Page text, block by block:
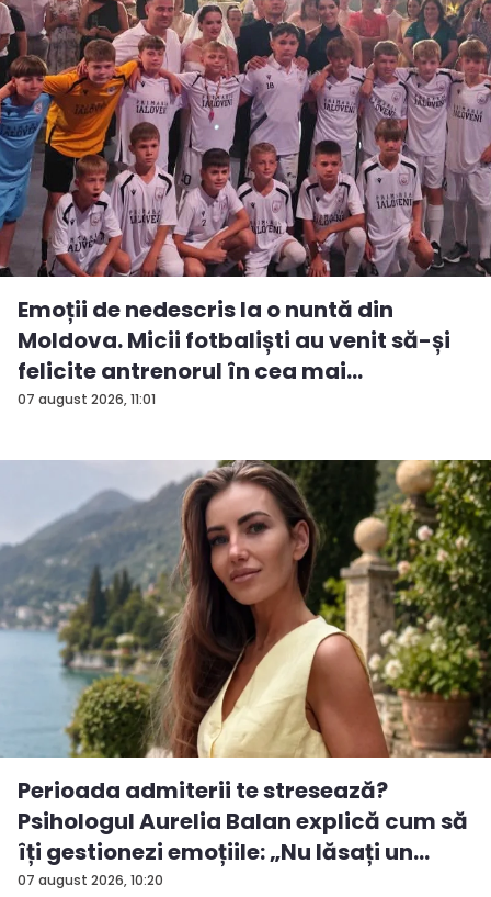
07 august 2026, 11:01
Emoții de nedescris la o nuntă din
Moldova. Micii fotbaliști au venit să-și
felicite antrenorul în cea mai
importan...
07 august 2026, 10:20
Perioada admiterii te stresează?
Psihologul Aurelia Balan explică cum să
îți gestionezi emoțiile: „Nu lăsați un
rezu...